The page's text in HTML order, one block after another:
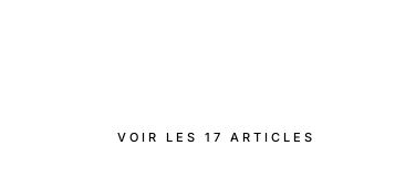
VOIR LES 17 ARTICLES